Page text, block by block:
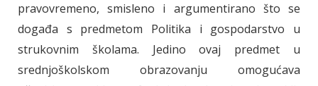
pravovremeno, smisleno i argumentirano što se
događa s predmetom Politika i gospodarstvo u
strukovnim školama. Jedino ovaj predmet u
srednjoškolskom obrazovanju omogućava